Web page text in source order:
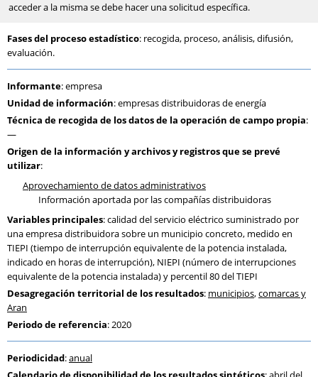
acceder a la misma se debe hacer una solicitud específica.
Fases del proceso estadístico: recogida, proceso, análisis, difusión,
evaluación.
Informante: empresa
Unidad de información: empresas distribuidoras de energía
Técnica de recogida de los datos de la operación de campo propia:
—
Origen de la información y archivos y registros que se prevé
utilizar:
Aprovechamiento de datos administrativos
Información aportada por las compañías distribuidoras
Variables principales: calidad del servicio eléctrico suministrado por
una empresa distribuidora sobre un municipio concreto, medido en
TIEPI (tiempo de interrupción equivalente de la potencia instalada,
indicado en horas de interrupción), NIEPI (número de interrupciones
equivalente de la potencia instalada) y percentil 80 del TIEPI
Desagregación territorial de los resultados: municipios,comarcas y
Aran
Periodo de referencia: 2020
Periodicidad:anual